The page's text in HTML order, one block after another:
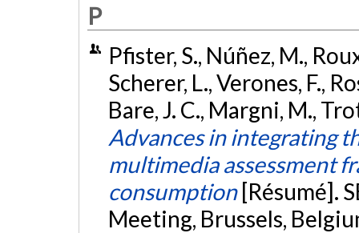
P
Pfister, S., Núñez, M.,
Scherer, L., Verones, F.,
Bare, J. C., Margni, M.,
Advances in integrating
multimedia assessment
consumption [Résumé].
Meeting, Brussels,